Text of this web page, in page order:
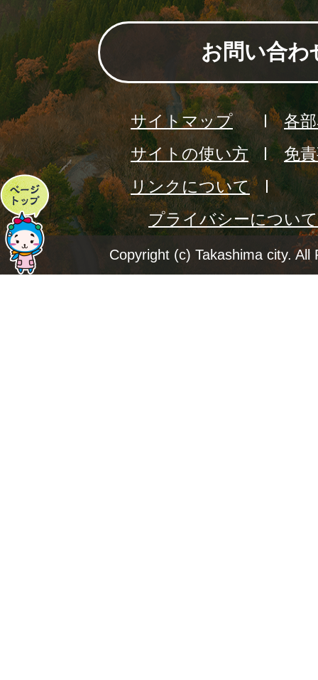
ペ
ー
ジ
お問い合わ
サイトマップ
各
サイトの使い方
免
リンクについて
プライバシーについて
Copyright (c) Takashima city. All